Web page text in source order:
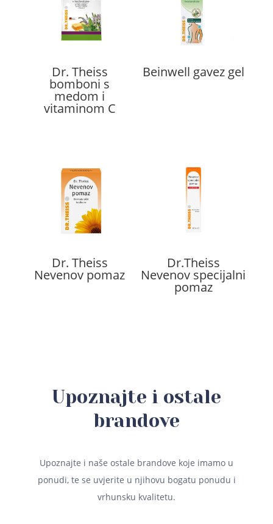
Dr. Theiss
bomboni s
medom i
vitaminom C
Beinwell gavez gel
Dr. Theiss
Nevenov pomaz
Dr.Theiss
Nevenov specijalni
pomaz
Upoznajte i ostale
brandove
Upoznajte i naše ostale brandove koje imamo u
ponudi, te se uvjerite u njihovu bogatu ponudu i
vrhunsku kvalitetu.